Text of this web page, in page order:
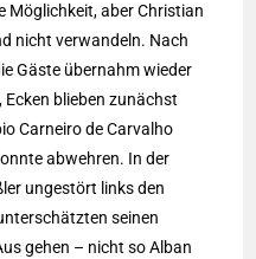
Möglichkeit, aber Christian
nicht verwandeln. Nach
Gäste übernahm wieder
blieben zunächst
Carneiro de Carvalho
abwehren. In der
ungestört links den
seinen
gehen – nicht so Alban